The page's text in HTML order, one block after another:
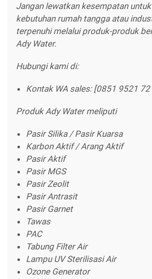
Jangan lewatkan kesempatan
kebutuhan rumah tangga atau
terpenuhi melalui produk-produk
Ady Water.
Hubungi kami di:
Kontak WA sales: [0851 9521
Produk Ady Water meliputi
Pasir Silika / Pasir Kuarsa
Karbon Aktif / Arang Aktif
Pasir Aktif
Pasir MGS
Pasir Zeolit
Pasir Antrasit
Pasir Garnet
Tawas
PAC
Tabung Filter Air
Lampu UV Sterilisasi Air
Ozone Generator